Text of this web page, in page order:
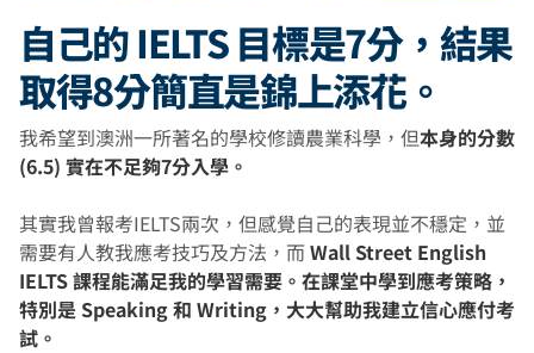
自己的 IELTS 目標是7分，結果
取得8分簡直是錦上添花。
我希望到澳洲一所著名的學校修讀農業科學，但本身的分數
(6.5) 實在不足夠7分入學。
其實我曾報考IELTS兩次，但感覺自己的表現並不穩定，並
需要有人教我應考技巧及方法，而 Wall Street English
IELTS 課程能滿足我的學習需要。在課堂中學到應考策略，
特別是 Speaking 和 Writing，大大幫助我建立信心應付考
試。